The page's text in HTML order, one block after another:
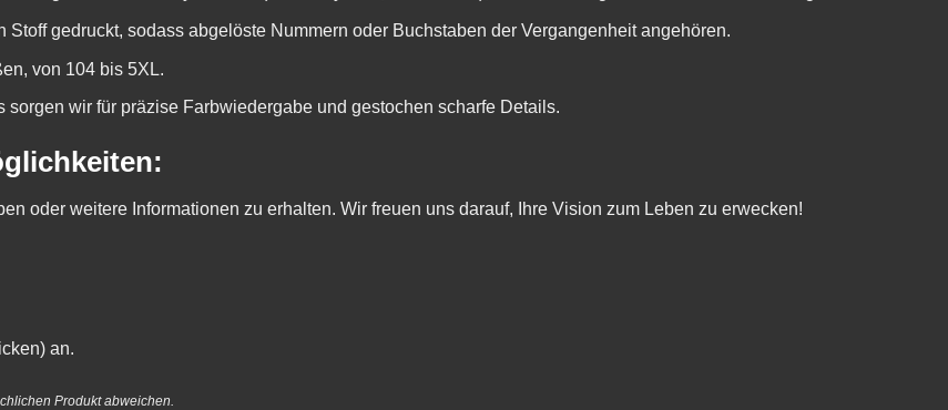
Stoff gedruckt, sodass abgelöste Nummern oder Buchstaben der Vergangenheit angehören.
von 104 bis 5XL.
sorgen wir für präzise Farbwiedergabe und gestochen scharfe Details.
oder weitere Informationen zu erhalten. Wir freuen uns darauf, Ihre Vision zum Leben zu erwecken!
an.
Produkt abweichen.